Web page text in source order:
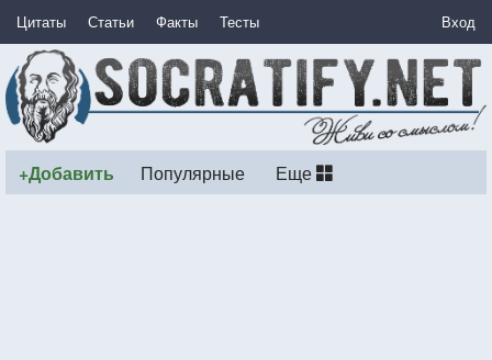
Цитаты Статьи Факты Тесты Вход
+Добавить Популярные Еще